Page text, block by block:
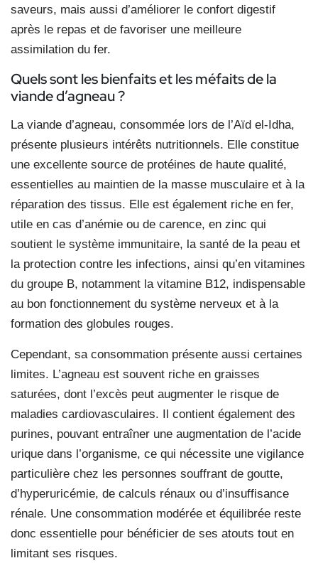
saveurs, mais aussi d’améliorer le confort digestif
après le repas et de favoriser une meilleure
assimilation du fer.
Quels sont les bienfaits et les méfaits de la
viande d’agneau ?
La viande d’agneau, consommée lors de l’Aïd el-Idha,
présente plusieurs intérêts nutritionnels. Elle constitue
une excellente source de protéines de haute qualité,
essentielles au maintien de la masse musculaire et à la
réparation des tissus. Elle est également riche en fer,
utile en cas d’anémie ou de carence, en zinc qui
soutient le système immunitaire, la santé de la peau et
la protection contre les infections, ainsi qu’en vitamines
du groupe B, notamment la vitamine B12, indispensable
au bon fonctionnement du système nerveux et à la
formation des globules rouges.
Cependant, sa consommation présente aussi certaines
limites. L’agneau est souvent riche en graisses
saturées, dont l’excès peut augmenter le risque de
maladies cardiovasculaires. Il contient également des
purines, pouvant entraîner une augmentation de l’acide
urique dans l’organisme, ce qui nécessite une vigilance
particulière chez les personnes souffrant de goutte,
d’hyperuricémie, de calculs rénaux ou d’insuffisance
rénale. Une consommation modérée et équilibrée reste
donc essentielle pour bénéficier de ses atouts tout en
limitant ses risques.